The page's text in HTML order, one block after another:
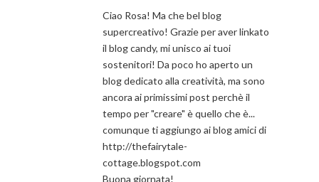
Ciao Rosa! Ma che bel blog
supercreativo! Grazie per aver linkato
il blog candy, mi unisco ai tuoi
sostenitori! Da poco ho aperto un
blog dedicato alla creatività, ma sono
ancora ai primissimi post perchè il
tempo per "creare" è quello che è...
comunque ti aggiungo ai blog amici di
http://thefairytale-
cottage.blogspot.com
Buona giornata!